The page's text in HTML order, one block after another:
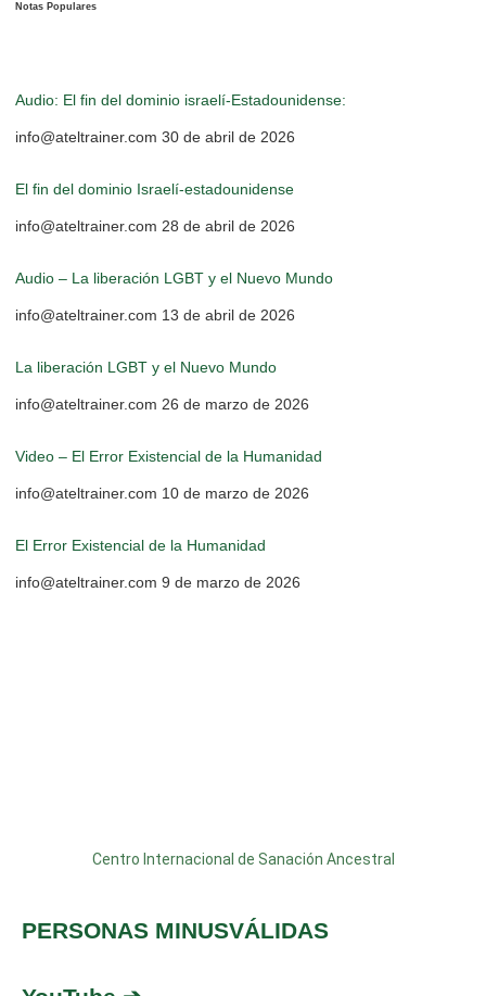
Notas Populares
Audio: El fin del dominio israelí-Estadounidense:
info@ateltrainer.com 30 de abril de 2026
El fin del dominio Israelí-estadounidense
info@ateltrainer.com 28 de abril de 2026
Audio – La liberación LGBT y el Nuevo Mundo
info@ateltrainer.com 13 de abril de 2026
La liberación LGBT y el Nuevo Mundo
info@ateltrainer.com 26 de marzo de 2026
Video – El Error Existencial de la Humanidad
info@ateltrainer.com 10 de marzo de 2026
El Error Existencial de la Humanidad
info@ateltrainer.com 9 de marzo de 2026
Centro Internacional de Sanación Ancestral
PERSONAS MINUSVÁLIDAS